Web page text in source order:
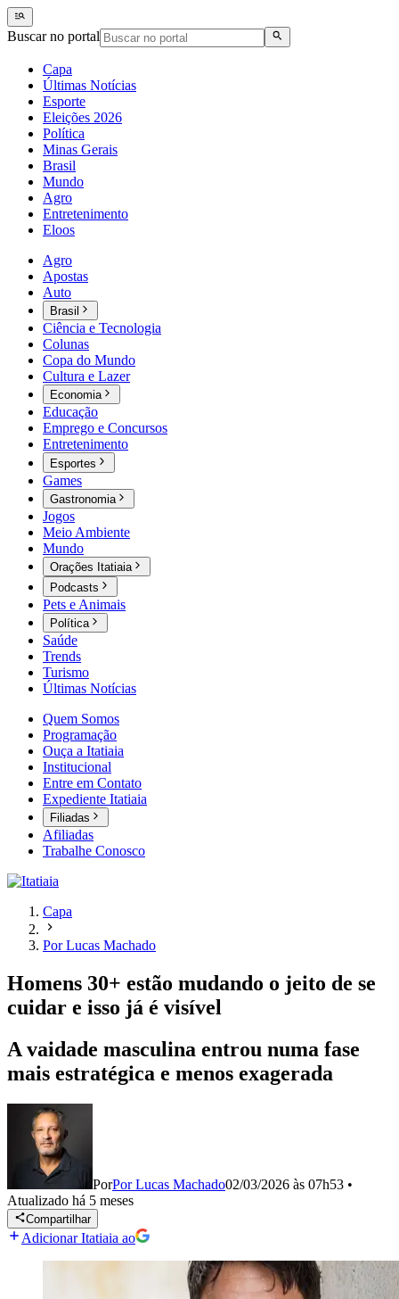
Buscar no portal
Capa
Últimas Notícias
Esporte
Eleições 2026
Política
Minas Gerais
Brasil
Mundo
Agro
Entretenimento
Eloos
Agro
Apostas
Auto
Brasil
Ciência e Tecnologia
Colunas
Copa do Mundo
Cultura e Lazer
Economia
Educação
Emprego e Concursos
Entretenimento
Esportes
Games
Gastronomia
Jogos
Meio Ambiente
Mundo
Orações Itatiaia
Podcasts
Pets e Animais
Política
Saúde
Trends
Turismo
Últimas Notícias
Quem Somos
Programação
Ouça a Itatiaia
Institucional
Entre em Contato
Expediente Itatiaia
Filiadas
Afiliadas
Trabalhe Conosco
Capa
Por Lucas Machado
Homens 30+ estão mudando o jeito de se
cuidar e isso já é visível
A vaidade masculina entrou numa fase
mais estratégica e menos exagerada
PorPor Lucas Machado02/03/2026 às 07h53 •
Atualizado há 5 meses
Compartilhar
Adicionar Itatiaia ao